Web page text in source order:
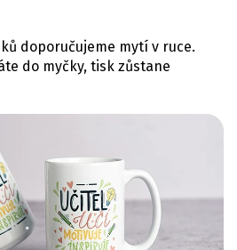
doporučujeme mytí v ruce.
do myčky, tisk zůstane